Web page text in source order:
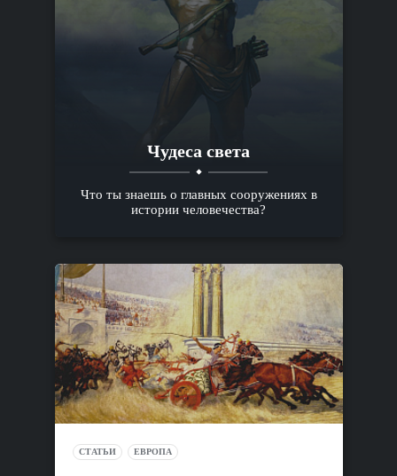
Чудеса света
Что ты знаешь о главных сооружениях в
истории человечества?
СТАТЬИ ЕВРОПА